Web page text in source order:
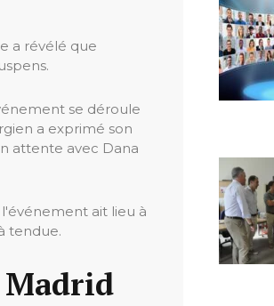
a révélé que
se déroule
a exprimé son
attente avec Dana
ait lieu à
tendue.
Madrid